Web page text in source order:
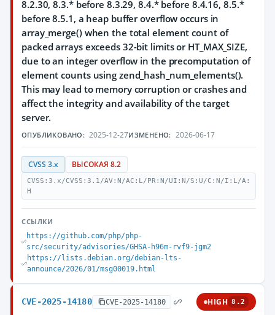
8.2.30, 8.3.* before 8.3.29, 8.4.* before 8.4.16, 8.5.*
before 8.5.1, a heap buffer overflow occurs in
array_merge() when the total element count of
packed arrays exceeds 32-bit limits or HT_MAX_SIZE,
due to an integer overflow in the precomputation of
element counts using zend_hash_num_elements().
This may lead to memory corruption or crashes and
affect the integrity and availability of the target
server.
ОПУБЛИКОВАНО: 2025-12-27ИЗМЕНЕНО: 2026-06-17
CVSS 3.x ВЫСОКАЯ 8.2
CVSS:3.x/CVSS:3.1/AV:N/AC:L/PR:N/UI:N/S:U/C:N/I:L/A:
H
ССЫЛКИ
https://github.com/php/php-
src/security/advisories/GHSA-h96m-rvf9-jgm2
https://lists.debian.org/debian-lts-
announce/2026/01/msg00019.html
CVE-2025-14180 CVE-2025-14180 HIGH 8.2